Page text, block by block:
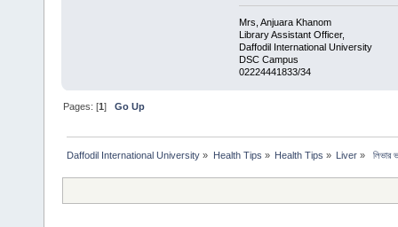
Mrs, Anjuara Khanom
Library Assistant Officer,
Daffodil International University
DSC Campus
02224441833/34
Pages: [1]Go Up
Daffodil International University » Health Tips » Health Tips » Liver » লিভার